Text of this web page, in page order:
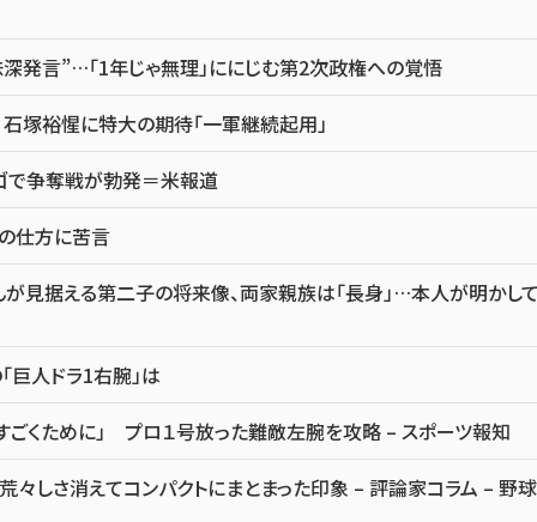
発言”…「1年じゃ無理」ににじむ第2次政権への覚悟
塚裕惺に特大の期待「一軍継続起用」
ゴで争奪戦が勃発＝米報道
仕方に苦言
見据える第二子の将来像、両家親族は「長身」…本人が明かし
巨人ドラ1右腕」は
ごくために」 プロ１号放った難敵左腕を攻略 – スポーツ報知
しさ消えてコンパクトにまとまった印象 – 評論家コラム – 野球